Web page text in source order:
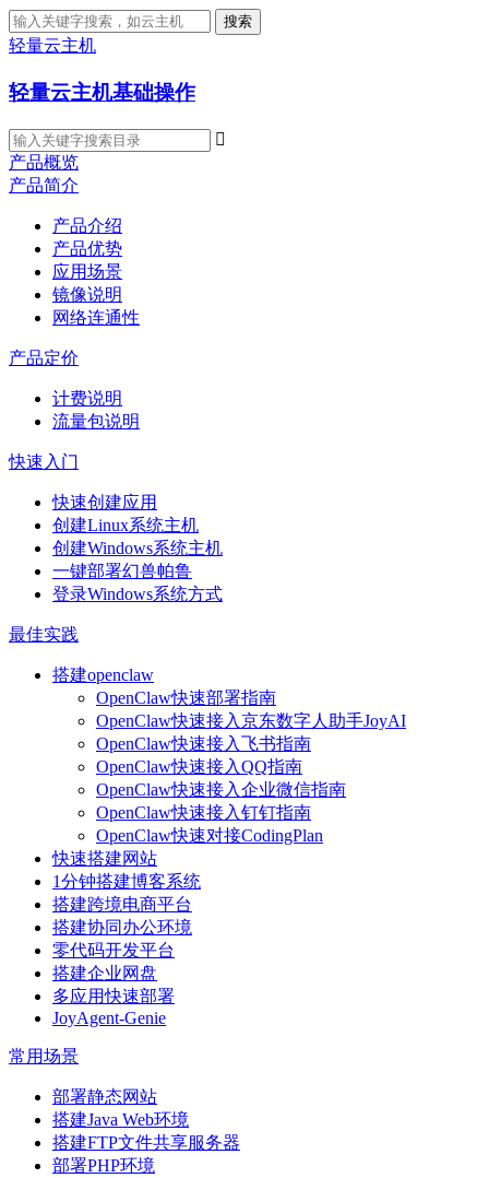
搜索
轻量云主机
轻量云主机基础操作

产品概览
产品简介
产品介绍
产品优势
应用场景
镜像说明
网络连通性
产品定价
计费说明
流量包说明
快速入门
快速创建应用
创建Linux系统主机
创建Windows系统主机
一键部署幻兽帕鲁
登录Windows系统方式
最佳实践
搭建openclaw
OpenClaw快速部署指南
OpenClaw快速接入京东数字人助手JoyAI
OpenClaw快速接入飞书指南
OpenClaw快速接入QQ指南
OpenClaw快速接入企业微信指南
OpenClaw快速接入钉钉指南
OpenClaw快速对接CodingPlan
快速搭建网站
1分钟搭建博客系统
搭建跨境电商平台
搭建协同办公环境
零代码开发平台
搭建企业网盘
多应用快速部署
JoyAgent-Genie
常用场景
部署静态网站
搭建Java Web环境
搭建FTP文件共享服务器
部署PHP环境